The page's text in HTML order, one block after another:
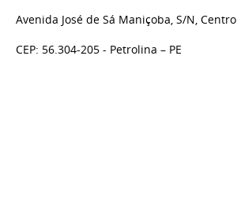
Avenida José de Sá Maniçoba, S/N, Centro
CEP: 56.304-205 - Petrolina – PE